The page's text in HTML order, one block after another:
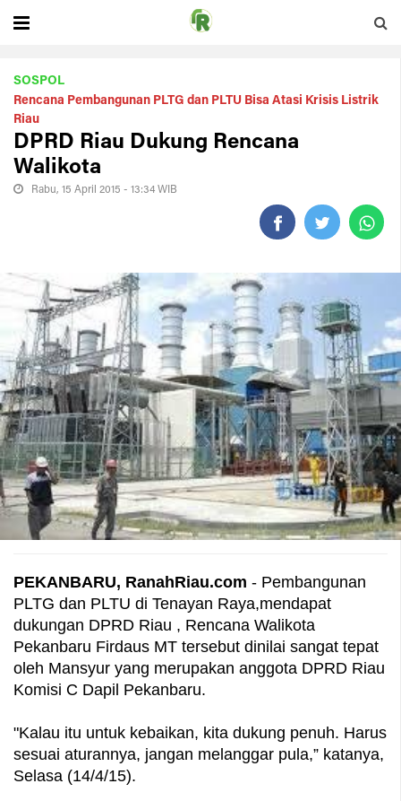
SOSPOL
Rencana Pembangunan PLTG dan PLTU Bisa Atasi Krisis Listrik
Riau
DPRD Riau Dukung Rencana
Walikota
Rabu, 15 April 2015 - 13:34 WIB
PEKANBARU, RanahRiau.com - Pembangunan
PLTG dan PLTU di Tenayan Raya,mendapat
dukungan DPRD Riau , Rencana Walikota
Pekanbaru Firdaus MT tersebut dinilai sangat tepat
oleh Mansyur yang merupakan anggota DPRD Riau
Komisi C Dapil Pekanbaru.
"Kalau itu untuk kebaikan, kita dukung penuh. Harus
sesuai aturannya, jangan melanggar pula,” katanya,
Selasa (14/4/15).